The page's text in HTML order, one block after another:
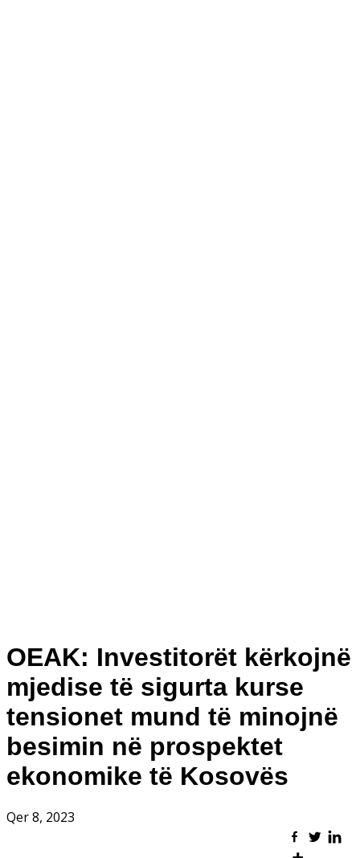
OEAK: Investitorët kërkojnë
mjedise të sigurta kurse
tensionet mund të minojnë
besimin në prospektet
ekonomike të Kosovës
Qer 8, 2023